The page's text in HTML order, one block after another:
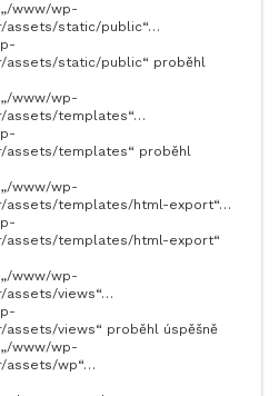
www/wp-
assets/static/public“…
assets/static/public“ proběhl
www/wp-
assets/templates“…
assets/templates“ proběhl
www/wp-
assets/templates/html-export“…
assets/templates/html-export“
www/wp-
assets/views“…
views“ proběhl úspěšně
www/wp-
assets/wp“…